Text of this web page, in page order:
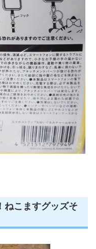
ねこますグッズそ